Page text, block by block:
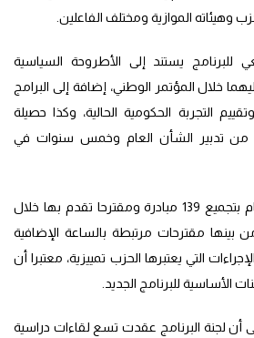
الموازية ومختلف الفاعلين.
للبرنامج يستند إلى الأطروحة السياسية
خلال المؤتمر الوطني، إضافة إلى البرامج
التجربة الحكومية الحالية، وكذا حصيلة
تدبير الشأن العام وخمس سنوات في
كما شدد على أن الحزب قام بتجميع 139 مبادرة ومقترحا تقدم بها خلال
من بينها مقترحات مرتبطة بالساعة الإضافية
التي يعتبرها الحزب تمييزية، معتبرا أن
الأساسية للبرنامج الجديد.
أن لجنة البرنامج عقدت تسع لقاءات دراسية